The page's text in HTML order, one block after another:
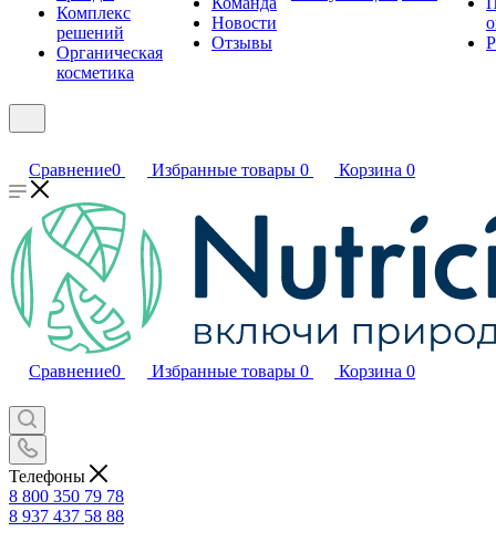
Комплекс
решений
Органическая
косметика
Новости
Отзывы
Сравнение0 Избранные товары 0 Корзина 0
Сравнение0 Избранные товары 0 Корзина 0
Телефоны
8 800 350 79 78
8 937 437 58 88